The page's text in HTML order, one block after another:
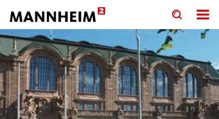
Toggle
search
input
form
Toggle
search
input